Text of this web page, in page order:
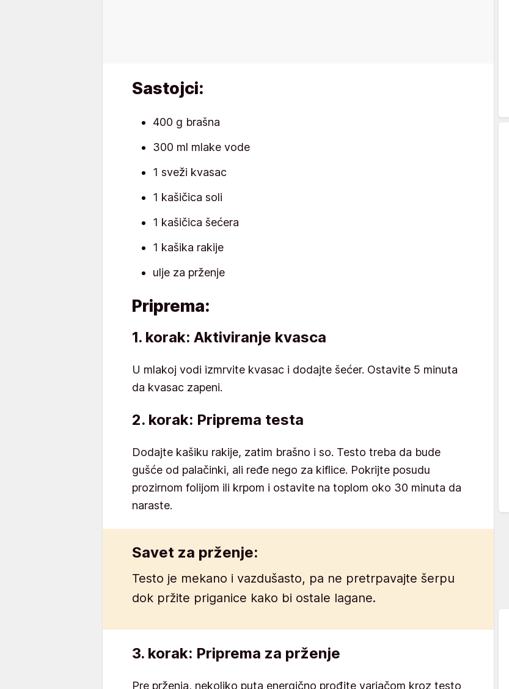
Sastojci:
400 g brašna
300 ml mlake vode
1 sveži kvasac
1 kašičica soli
1 kašičica šećera
1 kašika rakije
ulje za prženje
Priprema:
1. korak: Aktiviranje kvasca
U mlakoj vodi izmrvite kvasac i dodajte šećer. Ostavite 5 minuta
da kvasac zapeni.
2. korak: Priprema testa
Dodajte kašiku rakije, zatim brašno i so. Testo treba da bude
gušće od palačinki, ali ređe nego za kiflice. Pokrijte posudu
prozirnom folijom ili krpom i ostavite na toplom oko 30 minuta da
naraste.
Savet za prženje:
Testo je mekano i vazdušasto, pa ne pretrpavajte šerpu
dok pržite priganice kako bi ostale lagane.
3. korak: Priprema za prženje
Pre prženja, nekoliko puta energično prođite varjačom kroz testo